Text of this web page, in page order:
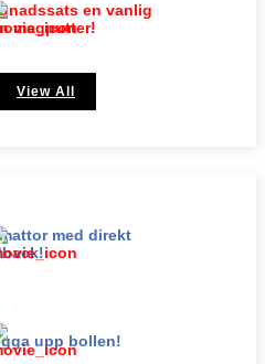
en vanlig
magputter!
View All
med direkt
upp bollen!